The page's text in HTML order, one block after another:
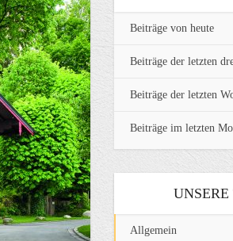
Beiträge von heute
Beiträge der letzten
Beiträge der letzten
Beiträge im letzten
Allgemein